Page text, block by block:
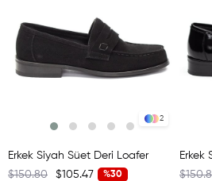
2
Erkek Siyah Süet Deri Loafer
%30
$105.47
$150.80
Erkek